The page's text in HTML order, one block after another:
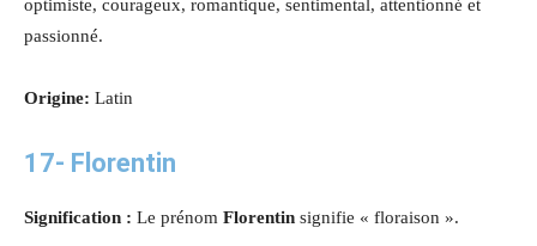
optimiste, courageux, romantique, sentimental, attentionné et
passionné.
Origine: Latin
17- Florentin
Signification : Le prénom Florentin signifie « floraison ».